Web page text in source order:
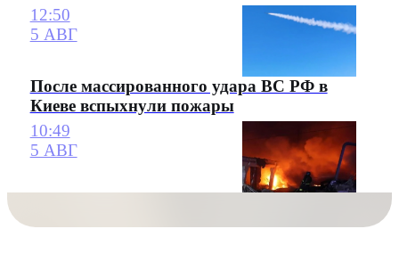
12:50
5 АВГ
После массированного удара ВС РФ в
Киеве вспыхнули пожары
10:49
5 АВГ